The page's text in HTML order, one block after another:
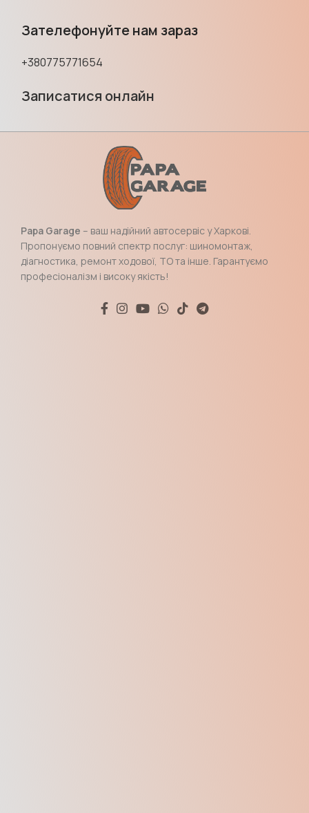
Зателефонуйте нам зараз
+380775771654
Записатися онлайн
Papa Garage – ваш надійний автосервіс у Харкові.
Пропонуємо повний спектр послуг: шиномонтаж,
діагностика, ремонт ходової, ТО та інше. Гарантуємо
професіоналізм і високу якість!